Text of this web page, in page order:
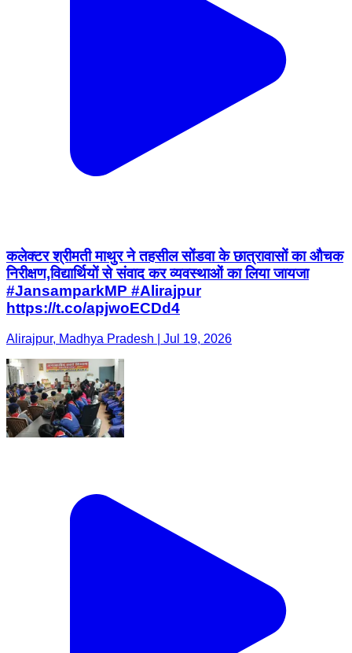
कलेक्टर श्रीमती माथुर ने तहसील सोंडवा के छात्रावासों का औचक
निरीक्षण,विद्यार्थियों से संवाद कर व्यवस्थाओं का लिया जायजा
#JansamparkMP #Alirajpur
https://t.co/apjwoECDd4
Alirajpur, Madhya Pradesh | Jul 19, 2026